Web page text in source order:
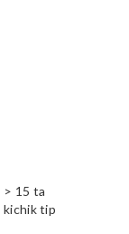
> 15 ta
kichik tip